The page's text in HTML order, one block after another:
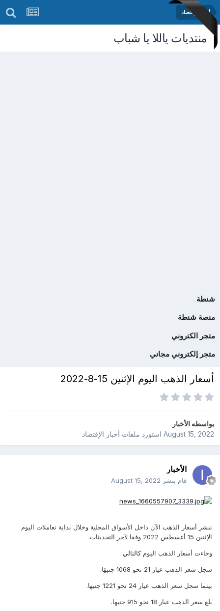
أخبار الإقتصاد
منتديات ياللا يا شباب
شنطة
منصة شنطة
متجر الكتروني
متجر إلكتروني مجاني
أسعار الذهب اليوم الإثنين 15-8-2022
بواسطهالأخبار
August 15, 2022استورد ملفات أخبار الإقتصاد
الأخبار
قام بنشر August 15, 2022
ننشر أسعار الذهب الآن داخل الأسواق المحلية وخلال بداية تعاملات اليوم
الإثنين 15 أغسطس 2022 وفقا لآخر التحديثات.
وجاءت أسعار الذهب اليوم كالتالي:
سجل سعر الذهب عيار 21 نحو 1068 جنيهًا.
بينما سجل سعر الذهب عيار 24 نحو 1221 جنيها.
بلغ سعر الذهب عيار 18 نحو 915 جنيها.